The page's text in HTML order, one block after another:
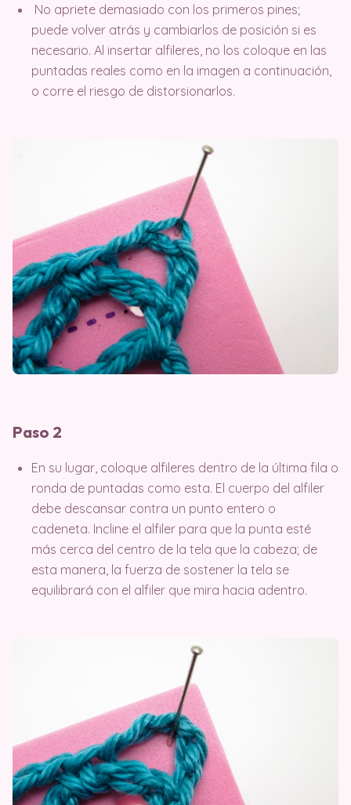
No apriete demasiado con los primeros pines;
puede volver atrás y cambiarlos de posición si es
necesario. Al insertar alfileres, no los coloque en las
puntadas reales como en la imagen a continuación,
o corre el riesgo de distorsionarlos.
Paso 2
En su lugar, coloque alfileres dentro de la última fila o
ronda de puntadas como esta. El cuerpo del alfiler
debe descansar contra un punto entero o
cadeneta. Incline el alfiler para que la punta esté
más cerca del centro de la tela que la cabeza; de
esta manera, la fuerza de sostener la tela se
equilibrará con el alfiler que mira hacia adentro.